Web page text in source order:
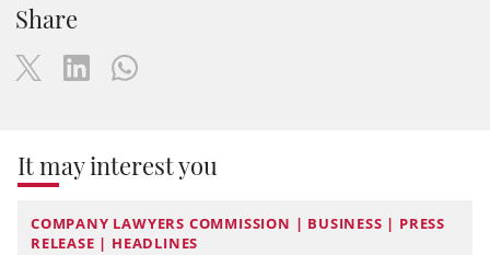
Share
It may interest you
COMPANY LAWYERS COMMISSION | BUSINESS | PRESS
RELEASE | HEADLINES